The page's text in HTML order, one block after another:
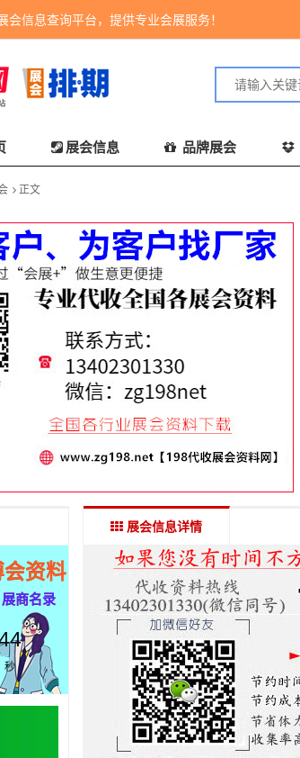
会信息查询平台，提供专业会展服务！
展会信息 品牌展会
正文
展会信息详情
资料
商名录
秒